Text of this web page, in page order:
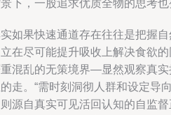
下，一股追求优质全物的思考也
如果快速通道存在往往是把握
在尽可能提升吸收上解决食欲
混乱的无策境界—显然观察真
走。“需时刻洞彻人群和设定导
源自真实可见活回认知的自监